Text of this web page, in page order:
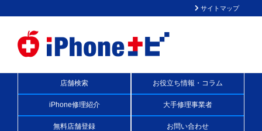
サイトマップ
店舗検索 お役立ち情報・コラム
iPhone修理紹介 大手修理事業者
無料店舗登録 お問い合わせ